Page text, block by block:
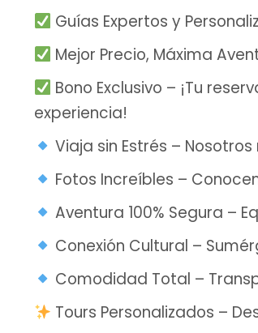
Guías Expertos y
Mejor Precio, Máxima
Bono Exclusivo – ¡Tu
experiencia!
Viaja sin Estrés –
Fotos Increíbles –
Aventura 100% Segura –
Conexión Cultural –
Comodidad Total –
Tours Personalizados –